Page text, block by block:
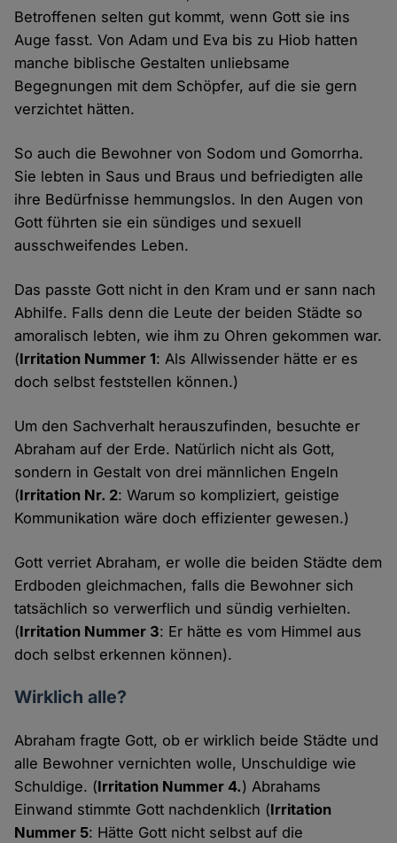
Betroffenen selten gut kommt, wenn Gott sie ins
Auge fasst. Von Adam und Eva bis zu Hiob hatten
manche biblische Gestalten unliebsame
Begegnungen mit dem Schöpfer, auf die sie gern
verzichtet hätten.
So auch die Bewohner von Sodom und Gomorrha.
Sie lebten in Saus und Braus und befriedigten alle
ihre Bedürfnisse hemmungslos. In den Augen von
Gott führten sie ein sündiges und sexuell
ausschweifendes Leben.
Das passte Gott nicht in den Kram und er sann nach
Abhilfe. Falls denn die Leute der beiden Städte so
amoralisch lebten, wie ihm zu Ohren gekommen war.
(Irritation Nummer 1: Als Allwissender hätte er es
doch selbst feststellen können.)
Um den Sachverhalt herauszufinden, besuchte er
Abraham auf der Erde. Natürlich nicht als Gott,
sondern in Gestalt von drei männlichen Engeln
(Irritation Nr. 2: Warum so kompliziert, geistige
Kommunikation wäre doch effizienter gewesen.)
Gott verriet Abraham, er wolle die beiden Städte dem
Erdboden gleichmachen, falls die Bewohner sich
tatsächlich so verwerflich und sündig verhielten.
(Irritation Nummer 3: Er hätte es vom Himmel aus
doch selbst erkennen können).
Wirklich alle?
Abraham fragte Gott, ob er wirklich beide Städte und
alle Bewohner vernichten wolle, Unschuldige wie
Schuldige. (Irritation Nummer 4.) Abrahams
Einwand stimmte Gott nachdenklich (Irritation
Nummer 5: Hätte Gott nicht selbst auf die